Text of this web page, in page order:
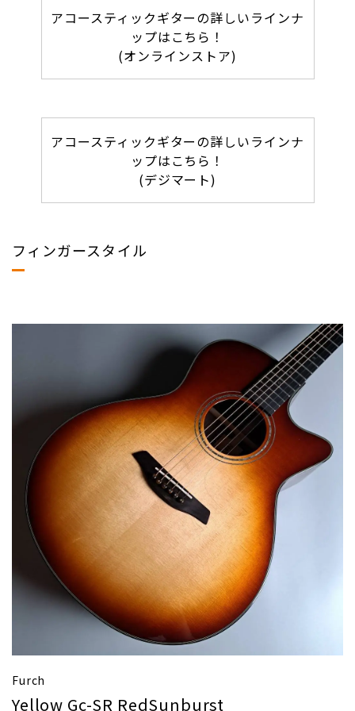
アコースティックギターの詳しいラインナ
ップはこちら！
(オンラインストア)
アコースティックギターの詳しいラインナ
ップはこちら！
(デジマート)
フィンガースタイル
Furch
Yellow Gc-SR RedSunburst